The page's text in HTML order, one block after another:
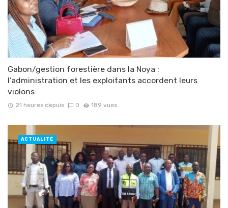
Gabon/gestion forestière dans la Noya :
l’administration et les exploitants accordent leurs
violons
21 heures depuis 0 189 vues
ACTUALITÉ